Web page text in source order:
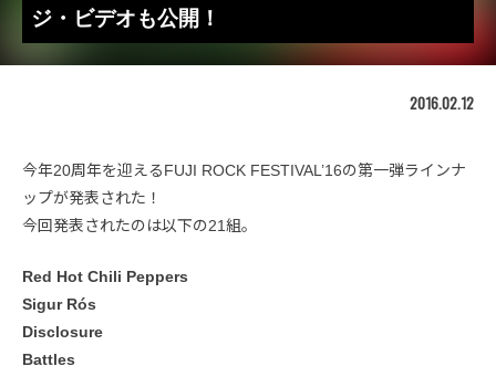
ジ・ビデオも公開！
2016.02.12
今年20周年を迎えるFUJI ROCK FESTIVAL’16の第一弾ラインナ
ップが発表された！
今回発表されたのは以下の21組。
Red Hot Chili Peppers
Sigur Rós
Disclosure
Battles